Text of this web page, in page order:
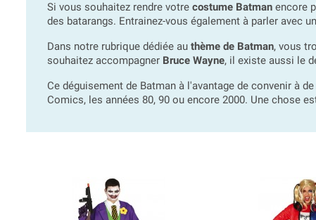
Si vous souhaitez rendre votre costume Batman encore
des batarangs. Entrainez-vous également à parler avec
Dans notre rubrique dédiée au thème de Batman, vous
souhaitez accompagner Bruce Wayne, il existe aussi le
Ce déguisement de Batman à l'avantage de convenir à
Comics, les années 80, 90 ou encore 2000. Une chose